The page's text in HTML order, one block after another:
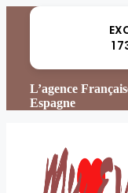
Aller
1
L’agence
Espagne